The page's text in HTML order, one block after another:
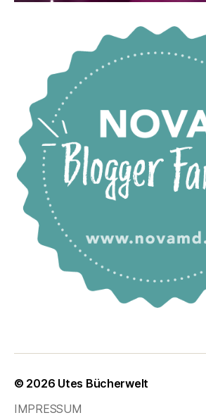
© 2026 Utes Bücherwelt
IMPRESSUM